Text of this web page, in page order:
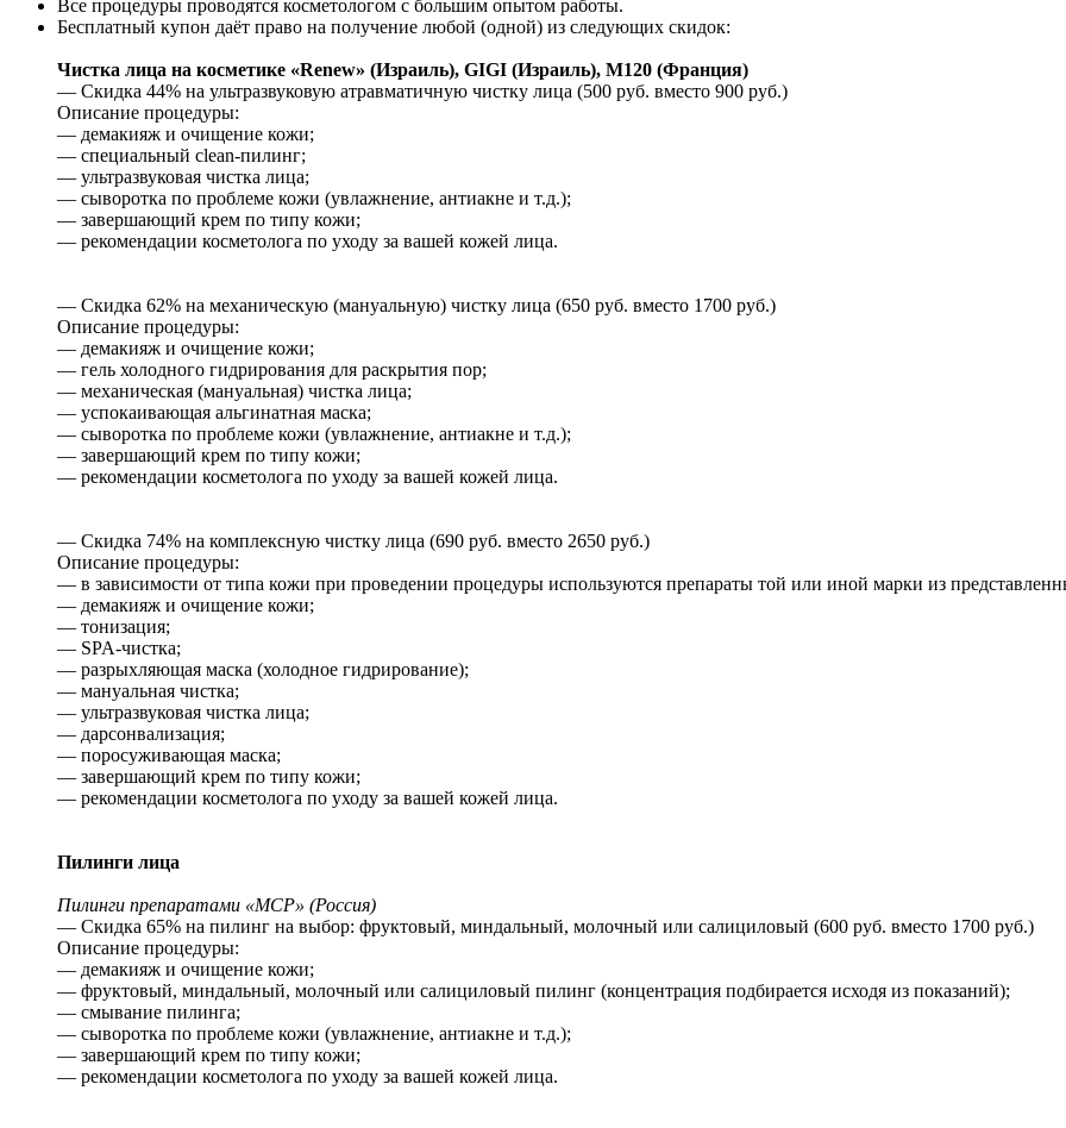
Все процедуры проводятся косметологом с большим опытом работы.
Бесплатный купон даёт право на получение любой (одной) из следующих скидок:
Чистка лица на косметике «Renew» (Израиль), GIGI (Израиль), M120 (Франция)
— Скидка 44% на ультразвуковую атравматичную чистку лица (500 руб. вместо 900 руб.)
Описание процедуры:
— демакияж и очищение кожи;
— специальный clean-пилинг;
— ультразвуковая чистка лица;
— сыворотка по проблеме кожи (увлажнение, антиакне и т.д.);
— завершающий крем по типу кожи;
— рекомендации косметолога по уходу за вашей кожей лица.
— Скидка 62% на механическую (мануальную) чистку лица (650 руб. вместо 1700 руб.)
Описание процедуры:
— демакияж и очищение кожи;
— гель холодного гидрирования для раскрытия пор;
— механическая (мануальная) чистка лица;
— успокаивающая альгинатная маска;
— сыворотка по проблеме кожи (увлажнение, антиакне и т.д.);
— завершающий крем по типу кожи;
— рекомендации косметолога по уходу за вашей кожей лица.
— Скидка 74% на комплексную чистку лица (690 руб. вместо 2650 руб.)
Описание процедуры:
— в зависимости от типа кожи при проведении процедуры используются препараты той или иной марки из
— демакияж и очищение кожи;
— тонизация;
— SPA-чистка;
— разрыхляющая маска (холодное гидрирование);
— мануальная чистка;
— ультразвуковая чистка лица;
— дарсонвализация;
— поросуживающая маска;
— завершающий крем по типу кожи;
— рекомендации косметолога по уходу за вашей кожей лица.
Пилинги лица
Пилинги препаратами «MCP» (Россия)
— Скидка 65% на пилинг на выбор: фруктовый, миндальный, молочный или салициловый (600 руб. вместо 1700 руб.)
Описание процедуры:
— демакияж и очищение кожи;
— фруктовый, миндальный, молочный или салициловый пилинг (концентрация подбирается исходя из показаний);
— смывание пилинга;
— сыворотка по проблеме кожи (увлажнение, антиакне и т.д.);
— завершающий крем по типу кожи;
— рекомендации косметолога по уходу за вашей кожей лица.